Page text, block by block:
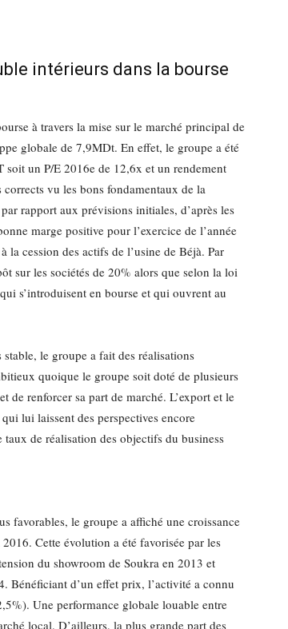
intérieurs dans la bourse
à travers la mise sur le marché principal de
globale de 7,9MDt. En effet, le groupe a été
un P/E 2016e de 12,6x et un rendement
vu les bons fondamentaux de la
rapport aux prévisions initiales, d’après les
marge positive pour l’exercice de l’année
cession des actifs de l’usine de Béjà. Par
sur les sociétés de 20% alors que selon la loi
s’introduisent en bourse et qui ouvrent au
le groupe a fait des réalisations
quoique le groupe soit doté de plusieurs
de renforcer sa part de marché. L’export et le
lui laissent des perspectives encore
de réalisation des objectifs du business
favorables, le groupe a affiché une croissance
Cette évolution a été favorisée par les
du showroom de Soukra en 2013 et
Bénéficiant d’un effet prix, l’activité a connu
Une performance globale louable entre
local. D’ailleurs, la plus grande part des